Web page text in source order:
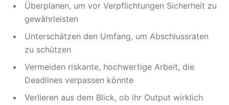
Überplanen, um vor Verpflichtungen Sicherheit zu
gewährleisten
Unterschätzen den Umfang, um Abschlussraten
zu schützen
Vermeiden riskante, hochwertige Arbeit, die
Deadlines verpassen könnte
Verlieren aus dem Blick, ob ihr Output wirklich